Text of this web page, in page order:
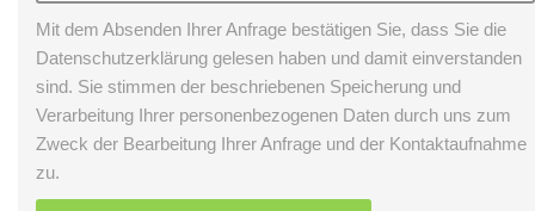
Mit dem Absenden Ihrer Anfrage bestätigen Sie, dass Sie die
Datenschutzerklärung gelesen haben und damit einverstanden
sind. Sie stimmen der beschriebenen Speicherung und
Verarbeitung Ihrer personenbezogenen Daten durch uns zum
Zweck der Bearbeitung Ihrer Anfrage und der Kontaktaufnahme
zu.